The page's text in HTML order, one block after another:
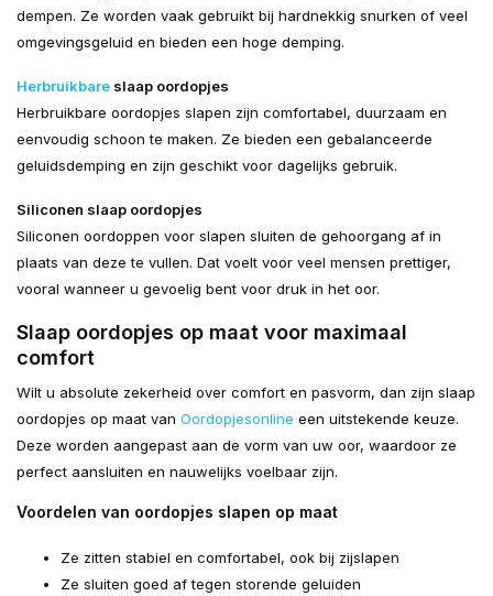
dempen. Ze worden vaak gebruikt bij hardnekkig snurken of veel
omgevingsgeluid en bieden een hoge demping.
Herbruikbare slaap oordopjes
Herbruikbare oordopjes slapen zijn comfortabel, duurzaam en
eenvoudig schoon te maken. Ze bieden een gebalanceerde
geluidsdemping en zijn geschikt voor dagelijks gebruik.
Siliconen slaap oordopjes
Siliconen oordoppen voor slapen sluiten de gehoorgang af in
plaats van deze te vullen. Dat voelt voor veel mensen prettiger,
vooral wanneer u gevoelig bent voor druk in het oor.
Slaap oordopjes op maat voor maximaal
comfort
Wilt u absolute zekerheid over comfort en pasvorm, dan zijn slaap
oordopjes op maat van Oordopjesonline een uitstekende keuze.
Deze worden aangepast aan de vorm van uw oor, waardoor ze
perfect aansluiten en nauwelijks voelbaar zijn.
Voordelen van oordopjes slapen op maat
Ze zitten stabiel en comfortabel, ook bij zijslapen
Ze sluiten goed af tegen storende geluiden